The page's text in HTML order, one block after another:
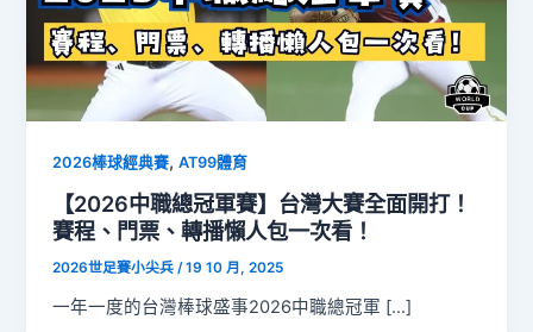
2026棒球經典賽,AT99體育
【2026中職總冠軍賽】台灣大賽全面開打！
賽程、門票、轉播懶人包一次看！
2026世足賽小尖兵/19 10 月, 2025
一年一度的台灣棒球盛事2026中職總冠軍 […]